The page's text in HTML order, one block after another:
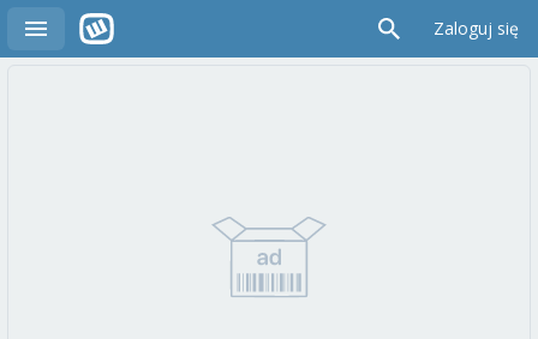
Zaloguj się